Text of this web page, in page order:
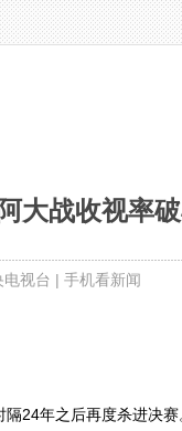
大战收视率
电视台 | 手机看新闻
24年之后再度杀进决赛